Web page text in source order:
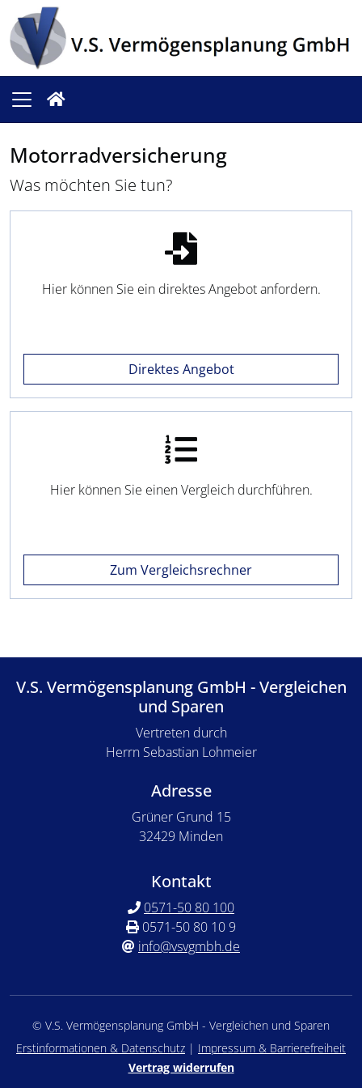
Motorradversicherung
Was möchten Sie tun?
Hier können Sie ein direktes Angebot anfordern.
Direktes Angebot
Hier können Sie einen Vergleich durchführen.
Zum Vergleichsrechner
V.S. Vermögensplanung GmbH - Vergleichen
und Sparen
Vertreten durch
Herrn Sebastian Lohmeier
Adresse
Grüner Grund 15
32429 Minden
Kontakt
0571-50 80 100
0571-50 80 10 9
info@vsvgmbh.de
© V.S. Vermögensplanung GmbH - Vergleichen und Sparen
Erstinformationen & Datenschutz | Impressum & Barrierefreiheit
Vertrag widerrufen